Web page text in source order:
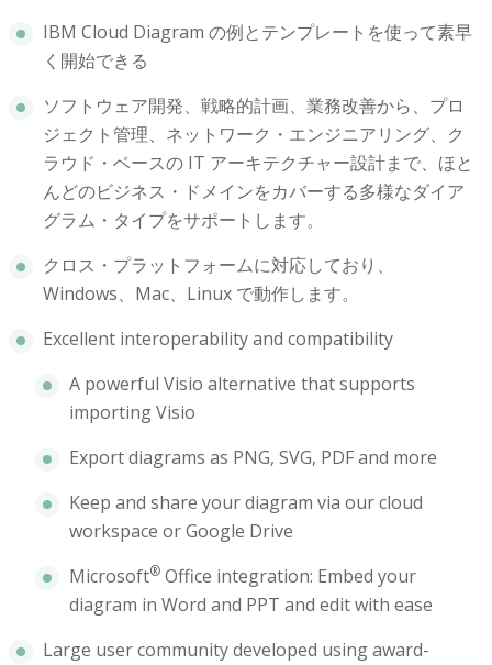
IBM Cloud Diagram の例とテンプレートを使って素早
く開始できる
ソフトウェア開発、戦略的計画、業務改善から、プロ
ジェクト管理、ネットワーク・エンジニアリング、ク
ラウド・ベースの IT アーキテクチャー設計まで、ほと
んどのビジネス・ドメインをカバーする多様なダイア
グラム・タイプをサポートします。
クロス・プラットフォームに対応しており、
Windows、Mac、Linux で動作します。
Excellent interoperability and compatibility
A powerful Visio alternative that supports
importing Visio
Export diagrams as PNG, SVG, PDF and more
Keep and share your diagram via our cloud
workspace or Google Drive
Microsoft® Office integration: Embed your
diagram in Word and PPT and edit with ease
Large user community developed using award-